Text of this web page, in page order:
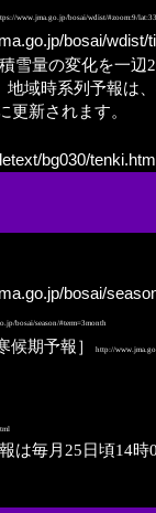
www.jma.go.jp/bosai/wdist/#zoom:9/
bosai/
雪量の変化を一
域時系列予報は
更新されます。
bg030/tenki.htm
bosai/
bosai/season/#term=3month
候期予報］ http://
は毎月25日頃14